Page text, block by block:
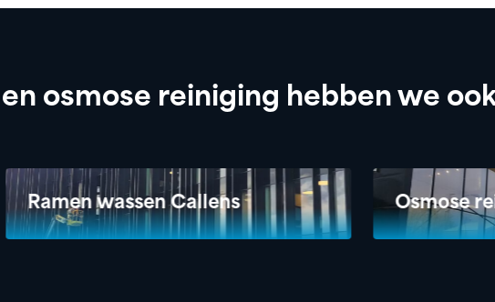
osmose reiniging hebben we
Ramen wassen Callens Osmose